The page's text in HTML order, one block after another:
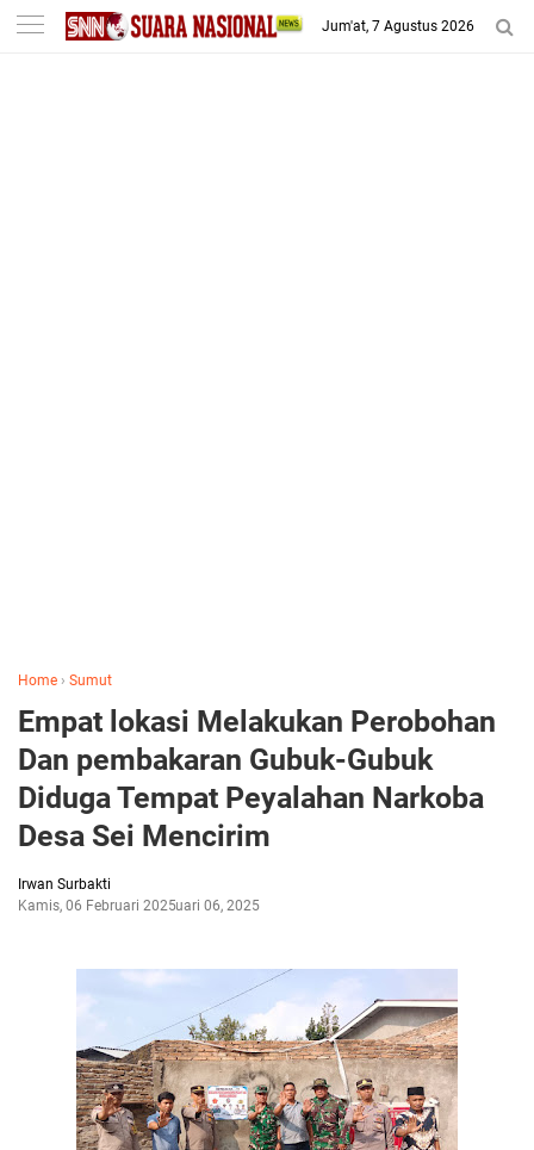
-->
Jum'at, 7 Agustus 2026
Home › Sumut
Empat lokasi Melakukan Perobohan
Dan pembakaran Gubuk-Gubuk
Diduga Tempat Peyalahan Narkoba
Desa Sei Mencirim
Irwan Surbakti
Kamis, 06 Februari 2025Februari 06, 2025